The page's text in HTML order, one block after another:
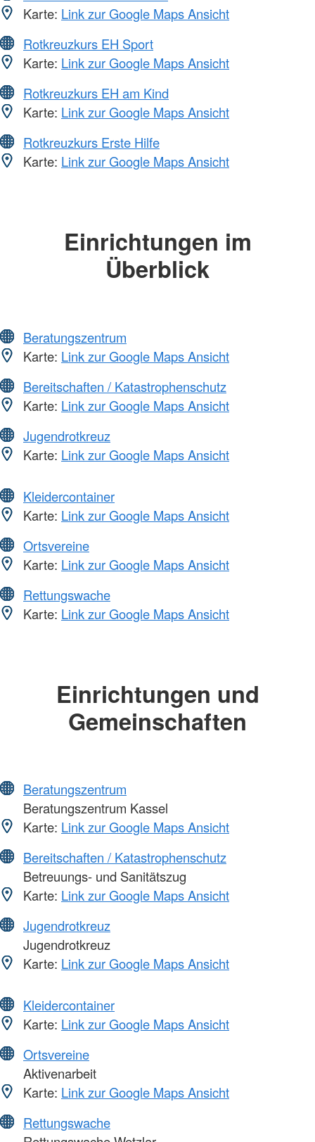
Karte: Link zur Google Maps Ansicht
Rotkreuzkurs EH Sport
Karte: Link zur Google Maps Ansicht
Rotkreuzkurs EH am Kind
Karte: Link zur Google Maps Ansicht
Rotkreuzkurs Erste Hilfe
Karte: Link zur Google Maps Ansicht
Einrichtungen im
Überblick
Beratungszentrum
Karte: Link zur Google Maps Ansicht
Bereitschaften / Katastrophenschutz
Karte: Link zur Google Maps Ansicht
Jugendrotkreuz
Karte: Link zur Google Maps Ansicht
Kleidercontainer
Karte: Link zur Google Maps Ansicht
Ortsvereine
Karte: Link zur Google Maps Ansicht
Rettungswache
Karte: Link zur Google Maps Ansicht
Einrichtungen und
Gemeinschaften
Beratungszentrum
Beratungszentrum Kassel
Karte: Link zur Google Maps Ansicht
Bereitschaften / Katastrophenschutz
Betreuungs- und Sanitätszug
Karte: Link zur Google Maps Ansicht
Jugendrotkreuz
Jugendrotkreuz
Karte: Link zur Google Maps Ansicht
Kleidercontainer
Karte: Link zur Google Maps Ansicht
Ortsvereine
Aktivenarbeit
Karte: Link zur Google Maps Ansicht
Rettungswache